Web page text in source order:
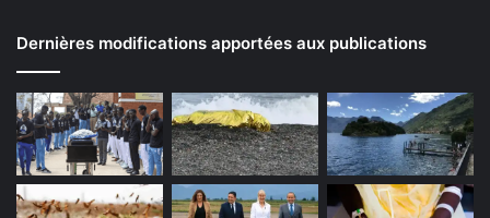
Dernières modifications apportées aux publications